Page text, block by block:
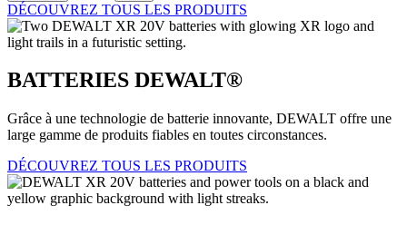
DÉCOUVREZ TOUS LES PRODUITS
BATTERIES DEWALT®
Grâce à une technologie de batterie innovante, DEWALT offre une
large gamme de produits fiables en toutes circonstances.
DÉCOUVREZ TOUS LES PRODUITS